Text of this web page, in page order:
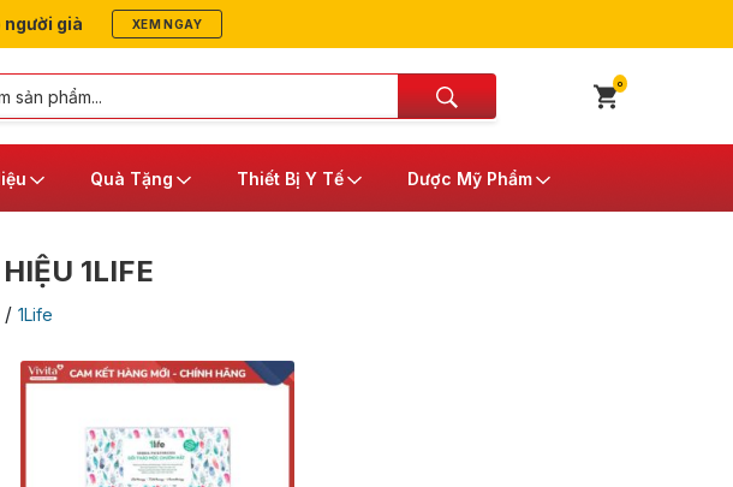
người già XEM NGAY
0
Quà Tặng Thiết Bị Y Tế Dược Mỹ Phẩm
1LIFE
/ 1Life